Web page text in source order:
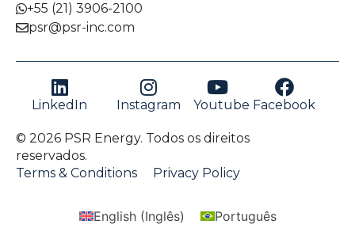
+55 (21) 3906-2100
psr@psr-inc.com
LinkedIn Instagram Youtube Facebook
© 2026 PSR Energy. Todos os direitos
reservados.
Terms & Conditions
Privacy Policy
English(Inglês) Português